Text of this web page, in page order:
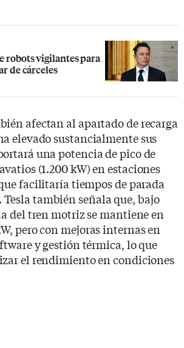
robots vigilantes para
de cárceles
afectan al apartado de recarga
elevado sustancialmente sus
una potencia de pico de
(1.200 kW) en estaciones
facilitaría tiempos de parada
también señala que, bajo
del tren motriz se mantiene en
pero con mejoras internas en
y gestión térmica, lo que
el rendimiento en condiciones